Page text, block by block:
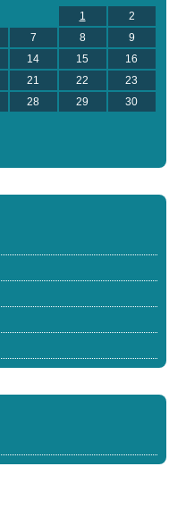
1
2
7 8
9
14 15
16
21 22
23
28 29
30